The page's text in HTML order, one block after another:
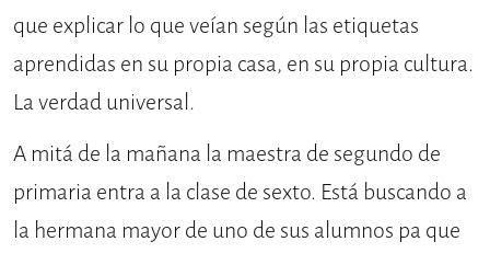
que explicar lo que veían según las etiquetas
aprendidas en su propia casa, en su propia cultura.
La verdad universal.
A mitá de la mañana la maestra de segundo de
primaria entra a la clase de sexto. Está buscando a
la hermana mayor de uno de sus alumnos pa que